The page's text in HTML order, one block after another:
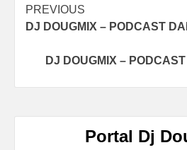
Post
navigation
PREVIOUS
DJ DOUGMIX – PODCAST
DJ DOUGMIX –
Portal Dj